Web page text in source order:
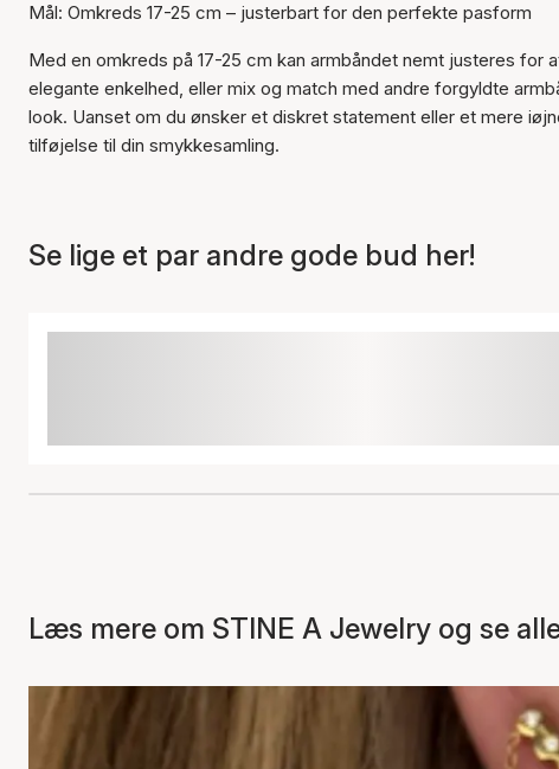
Mål: Omkreds 17-25 cm – justerbart for den perfekte pasform
Med en omkreds på 17-25 cm kan armbåndet nemt justeres
elegante enkelhed, eller mix og match med andre forgyldte
look. Uanset om du ønsker et diskret statement eller et mere
tilføjelse til din smykkesamling.
Se lige et par andre gode bud her!
Læs mere om STINE A Jewelry og se